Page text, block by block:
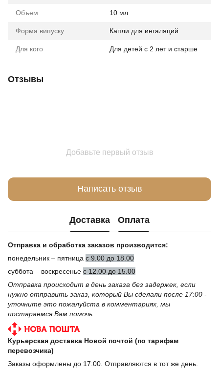
Объем 10 мл
Форма випуску Капли для ингаляций
Для кого Для детей с 2 лет и старше
Отзывы
Добавьте первый отзыв
Написать отзыв
Доставка Оплата
Отправка и обработка заказов производится:
понедельник – пятница с 9.00 до 18.00
суббота – воскресенье с 12.00 до 15.00
Отправка происходит в день заказа без задержек, если
нужно отправить заказ, который Вы сделали после 17:00 -
уточните это пожалуйста в комментариях, мы
постараемся Вам помочь
Курьерская доставка Новой почтой (по тарифам
перевозчика)
Заказы оформлены до 17:00. Отправляются в тот же день.